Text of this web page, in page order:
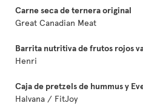
Carne seca de ternera original
Great Canadian Meat
Barrita nutritiva de frutos rojos
Henri
Caja de pretzels de hummus y
Halvana / FitJoy